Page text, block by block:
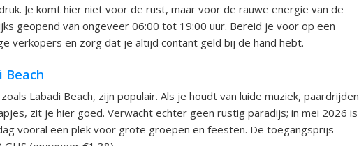
Je komt hier niet voor de rust, maar voor de rauwe energie van de
geopend van ongeveer 06:00 tot 19:00 uur. Bereid je voor op een
verkopers en zorg dat je altijd contant geld bij de hand hebt.
Beach
Labadi Beach, zijn populair. Als je houdt van luide muziek, paardrijden
zit je hier goed. Verwacht echter geen rustig paradijs; in mei 2026 is
vooral een plek voor grote groepen en feesten. De toegangsprijs